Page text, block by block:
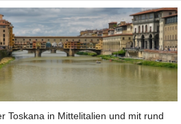
Toskana in Mittelitalien und mit rund